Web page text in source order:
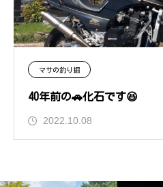
マサの釣り掘
40年前の🚗化石です😆
2022.10.08